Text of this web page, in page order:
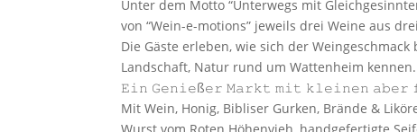
Unter dem Motto “Unterwegs mit
von “Wein-e-motions” jeweils drei Weine aus
Die Gäste erleben, wie sich der
Landschaft, Natur rund um Wattenheim kennen.
𝙴𝚒𝚗 𝙶𝚎𝚗𝚒𝚎ß𝚎𝚛 𝙼𝚊𝚛𝚔𝚝 𝚖𝚒𝚝 𝚔𝚕𝚎𝚒𝚗𝚎𝚗
Mit Wein, Honig, Bibliser Gurken, Brände &